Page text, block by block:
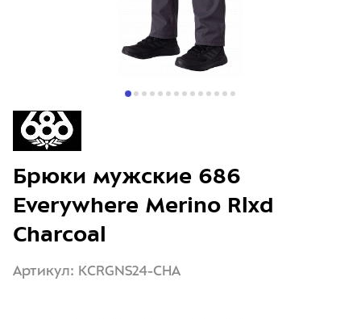
Брюки мужские 686
Everywhere Merino Rlxd
Charcoal
Артикул: KCRGNS24-CHA